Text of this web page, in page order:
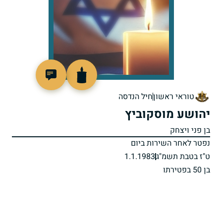
טוראי ראשוןחיל הנדסה
יהושע מוסקוביץ
בן פני ויצחק
נפטר לאחר השירות ביום
ט"ז בטבת תשמ"ג1.1.1983
בן 50 בפטירתו